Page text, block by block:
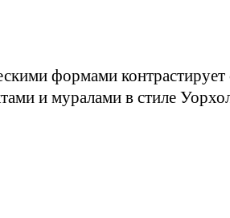
формами
и муралами в стиле